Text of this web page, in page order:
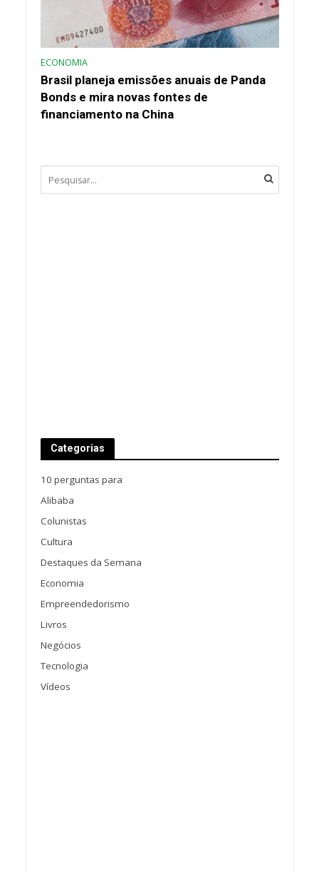
ECONOMIA
Brasil planeja emissões anuais de Panda
Bonds e mira novas fontes de
financiamento na China
Categorias
10 perguntas para
Alibaba
Colunistas
Cultura
Destaques da Semana
Economia
Empreendedorismo
Livros
Negócios
Tecnologia
Vídeos